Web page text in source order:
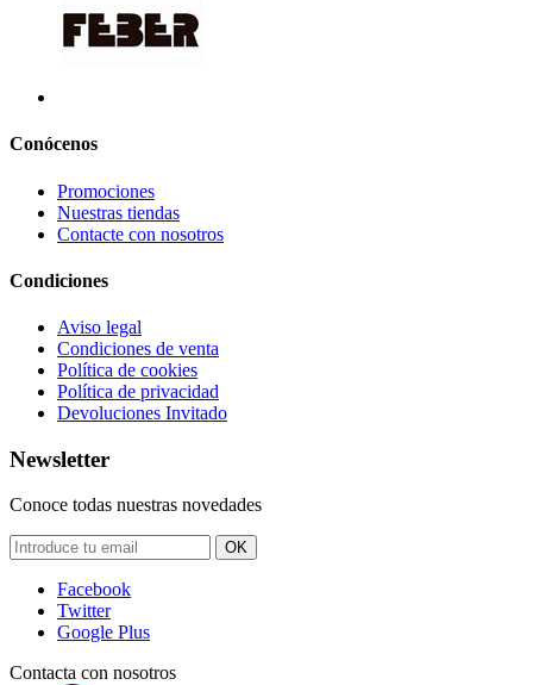
Conócenos
Promociones
Nuestras tiendas
Contacte con nosotros
Condiciones
Aviso legal
Condiciones de venta
Política de cookies
Política de privacidad
Devoluciones Invitado
Newsletter
Conoce todas nuestras novedades
OK
Facebook
Twitter
Google Plus
Contacta con nosotros